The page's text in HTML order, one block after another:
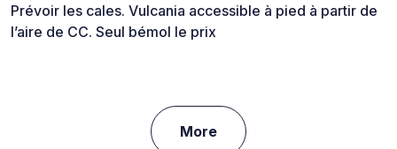
Prévoir les cales. Vulcania accessible à pied à partir de
l’aire de CC. Seul bémol le prix
More